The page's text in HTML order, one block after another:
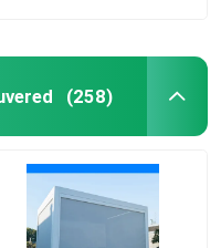
(258)